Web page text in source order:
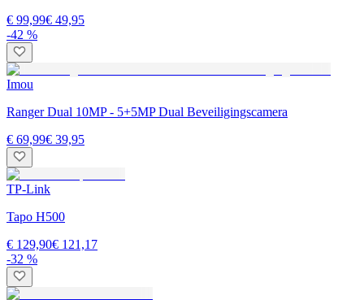
€ 99,99€ 49,95
-42 %
Imou
Ranger Dual 10MP - 5+5MP Dual Beveiligingscamera
€ 69,99€ 39,95
TP-Link
Tapo H500
€ 129,90€ 121,17
-32 %